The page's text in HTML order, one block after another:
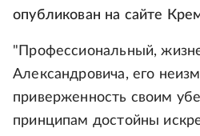
опубликован на сайте
"Профессиональный,
Александровича, его
приверженность своим
принципам достойны